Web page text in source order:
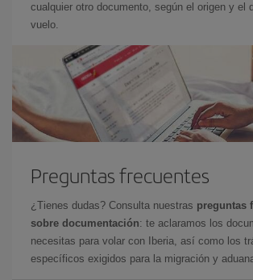
cualquier otro documento, según el origen y el
vuelo.
Preguntas frecuentes
¿Tienes dudas? Consulta nuestras preguntas
sobre documentación: te aclaramos los
necesitas para volar con Iberia, así como los
específicos exigidos para la migración y